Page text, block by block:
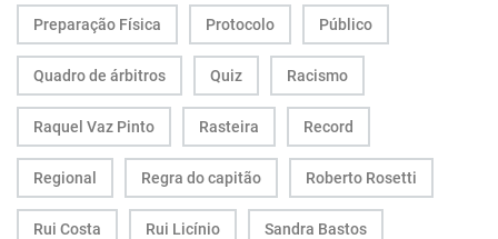
Preparação Física Protocolo Público
Quadro de árbitros Quiz Racismo
Raquel Vaz Pinto Rasteira Record
Regional Regra do capitão Roberto Rosetti
Rui Costa Rui Licínio Sandra Bastos